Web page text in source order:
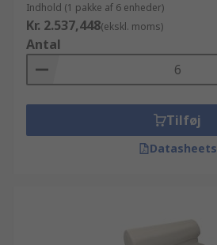
Indhold (1 pakke af 6 enheder)
Kr. 2.537,448(ekskl. moms)
Antal
Tilføj
Datasheets